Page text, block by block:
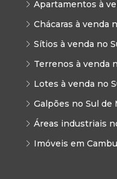
Apartamentos à
Chácaras à venda
Sítios à venda no
Terrenos à venda
Lotes à venda no
Galpões no Sul de
Áreas industriais
Imóveis em